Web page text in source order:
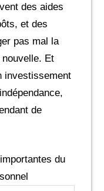
des aides
et des
pas mal la
Et
investissement
de
du